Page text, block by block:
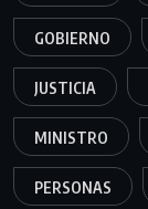
GOBIERNO
JUSTICIA
MINISTRO
PERSONAS